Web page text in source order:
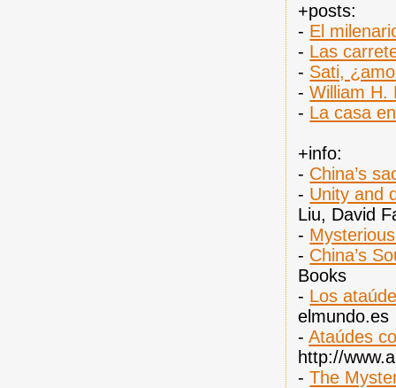
+posts:
- El
- Las
- Sati,
-William H.
- La casa
+info:
- China’s
- Unity and
Liu, David
-
- China’s
Books
- Los
elmundo.es
-Ataúdes
http://
-The